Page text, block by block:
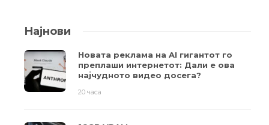
Најнови
Новата реклама на AI гигантот го
преплаши интернетот: Дали е ова
најчудното видео досега?
20 часа